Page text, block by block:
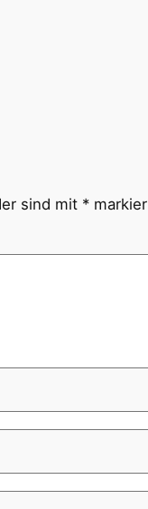
sind mit *